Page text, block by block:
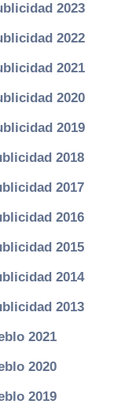
2023
2022
2021
2020
2019
2018
2017
2016
2015
2014
2013
2021
2020
2019